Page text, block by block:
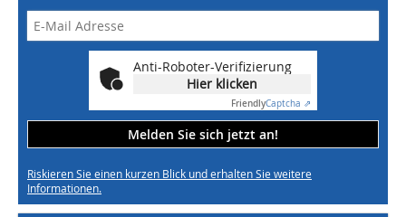
Anti-Roboter-Verifizierung
Hier klicken
FriendlyCaptcha ⇗
Melden Sie sich jetzt an!
Riskieren Sie einen kurzen Blick und erhalten Sie weitere
Informationen.